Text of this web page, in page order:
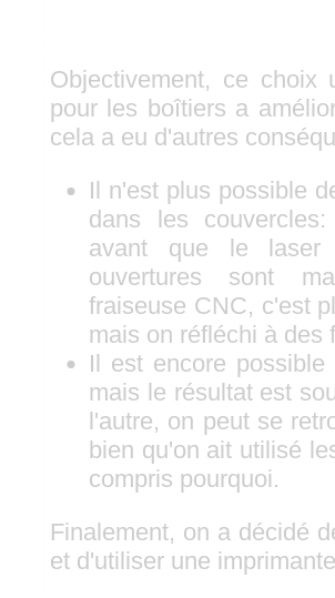
Objectivement, ce choix
pour les boîtiers a
cela a eu d'autres
Il n'est plus possible
dans les
avant que le laser
ouvertures sont
fraiseuse CNC, c'est
mais on réfléchi à des
Il est encore
mais le résultat est
l'autre, on peut se
bien qu'on ait utilisé
compris pourquoi.
Finalement, on a décidé
et d'utiliser une